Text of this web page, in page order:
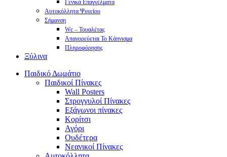
Γενικά Επαγγέλματα
Αυτοκόλλητα Ψυγείου
Σήμανση
Wc – Τουαλέτας
Απαγορεύεται Το Κάπνισμα
Πληροφόρησης
Ξύλινα
Παιδικό Δωμάτιο
Παιδικοί Πίνακες
Wall Posters
Στρογγυλοί Πίνακες
Εξάγωνοι πίνακες
Κορίτσι
Αγόρι
Ουδέτερα
Νεανικοί Πίνακες